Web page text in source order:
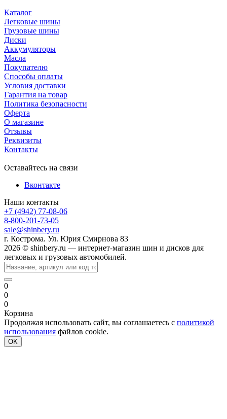
Каталог
Легковые шины
Грузовые шины
Диски
Аккумуляторы
Масла
Покупателю
Способы оплаты
Условия доставки
Гарантия на товар
Политика безопасности
Оферта
О магазине
Отзывы
Реквизиты
Контакты
Оставайтесь на связи
Вконтакте
Наши контакты
+7 (4942) 77-08-06
8-800-201-73-05
sale@shinbery.ru
г. Кострома. Ул. Юрия Смирнова 83
2026 © shinbery.ru — интернет-магазин шин и дисков для
легковых и грузовых автомобилей.
0
0
0
Корзина
Продолжая использовать сайт, вы соглашаетесь с политикой
использования файлов cookie.
OK